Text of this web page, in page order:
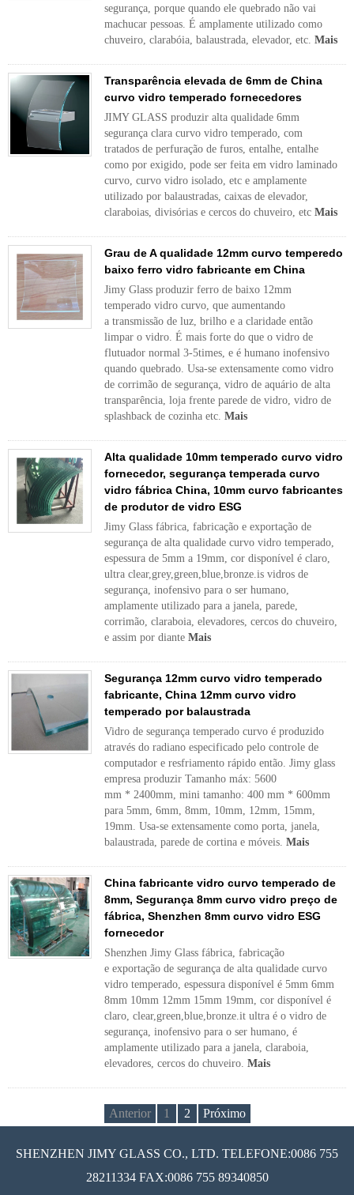
segurança, porque quando ele quebrado não vai
machucar pessoas. É amplamente utilizado como
chuveiro, clarabóia, balaustrada, elevador, etc. Mais
Transparência elevada de 6mm de China
curvo vidro temperado fornecedores
JIMY GLASS produzir alta qualidade 6mm
segurança clara curvo vidro temperado, com
tratados de perfuração de furos, entalhe, entalhe
como por exigido, pode ser feita em vidro laminado
curvo, curvo vidro isolado, etc e amplamente
utilizado por balaustradas, caixas de elevador,
claraboias, divisórias e cercos do chuveiro, etc Mais
Grau de A qualidade 12mm curvo temperedo
baixo ferro vidro fabricante em China
Jimy Glass produzir ferro de baixo 12mm
temperado vidro curvo, que aumentando
a transmissão de luz, brilho e a claridade então
limpar o vidro. É mais forte do que o vidro de
flutuador normal 3-5times, e é humano inofensivo
quando quebrado. Usa-se extensamente como vidro
de corrimão de segurança, vidro de aquário de alta
transparência, loja frente parede de vidro, vidro de
splashback de cozinha etc. Mais
Alta qualidade 10mm temperado curvo vidro
fornecedor, segurança temperada curvo
vidro fábrica China, 10mm curvo fabricantes
de produtor de vidro ESG
Jimy Glass fábrica, fabricação e exportação de
segurança de alta qualidade curvo vidro temperado,
espessura de 5mm a 19mm, cor disponível é claro,
ultra clear,grey,green,blue,bronze.is vidros de
segurança, inofensivo para o ser humano,
amplamente utilizado para a janela, parede,
corrimão, claraboia, elevadores, cercos do chuveiro,
e assim por diante Mais
Segurança 12mm curvo vidro temperado
fabricante, China 12mm curvo vidro
temperado por balaustrada
Vidro de segurança temperado curvo é produzido
através do radiano especificado pelo controle de
computador e resfriamento rápido então. Jimy glass
empresa produzir Tamanho máx: 5600
mm * 2400mm, mini tamanho: 400 mm * 600mm
para 5mm, 6mm, 8mm, 10mm, 12mm, 15mm,
19mm. Usa-se extensamente como porta, janela,
balaustrada, parede de cortina e móveis. Mais
China fabricante vidro curvo temperado de
8mm, Segurança 8mm curvo vidro preço de
fábrica, Shenzhen 8mm curvo vidro ESG
fornecedor
Shenzhen Jimy Glass fábrica, fabricação
e exportação de segurança de alta qualidade curvo
vidro temperado, espessura disponível é 5mm 6mm
8mm 10mm 12mm 15mm 19mm, cor disponível é
claro, clear,green,blue,bronze.it ultra é o vidro de
segurança, inofensivo para o ser humano, é
amplamente utilizado para a janela, claraboia,
elevadores, cercos do chuveiro. Mais
Anterior 1 2 Próximo
SHENZHEN JIMY GLASS CO., LTD. TELEFONE:0086 755
28211334 FAX:0086 755 89340850